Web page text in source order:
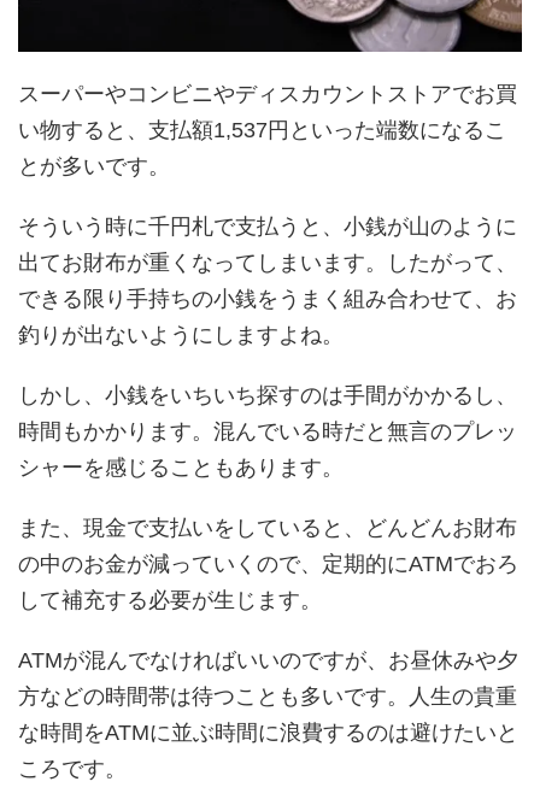
スーパーやコンビニやディスカウントストアでお買
い物すると、支払額1,537円といった端数になるこ
とが多いです。
そういう時に千円札で支払うと、小銭が山のように
出てお財布が重くなってしまいます。したがって、
できる限り手持ちの小銭をうまく組み合わせて、お
釣りが出ないようにしますよね。
しかし、小銭をいちいち探すのは手間がかかるし、
時間もかかります。混んでいる時だと無言のプレッ
シャーを感じることもあります。
また、現金で支払いをしていると、どんどんお財布
の中のお金が減っていくので、定期的にATMでおろ
して補充する必要が生じます。
ATMが混んでなければいいのですが、お昼休みや夕
方などの時間帯は待つことも多いです。人生の貴重
な時間をATMに並ぶ時間に浪費するのは避けたいと
ころです。